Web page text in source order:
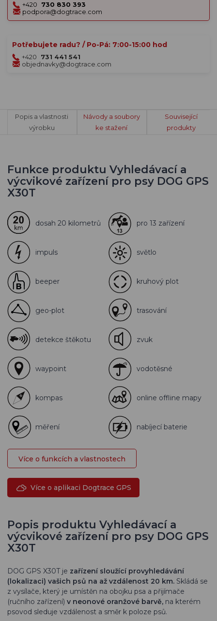
+420
730 830 393
podpora@dogtrace.com
Potřebujete radu? / Po-Pá: 7:00-15:00 hod
+420
731 441 541
objednavky@dogtrace.com
Popis a vlastnosti
výrobku
Návody a soubory
ke stažení
Související
produkty
Funkce produktu Vyhledávací a
výcvikové zařízení pro psy DOG GPS
X30T
dosah 20 kilometrů pro 13 zařízení
impuls světlo
beeper kruhový plot
geo-plot trasování
detekce štěkotu zvuk
waypoint vodotěsné
kompas online offline mapy
měření nabíjecí baterie
Více o funkcích a vlastnostech
Více o aplikaci Dogtrace GPS
Popis produktu Vyhledávací a
výcvikové zařízení pro psy DOG GPS
X30T
DOG GPS X30Tje zařízení sloužící provyhledávání
(lokalizaci) vašich psů na až vzdálenost 20 km. Skládá se
z vysílače, který je umístěn na obojku psa a přijímače
(ručního zařízení) v neonové oranžové barvě, na kterém
psovod sleduje vzdálenost a směr k poloze psů.